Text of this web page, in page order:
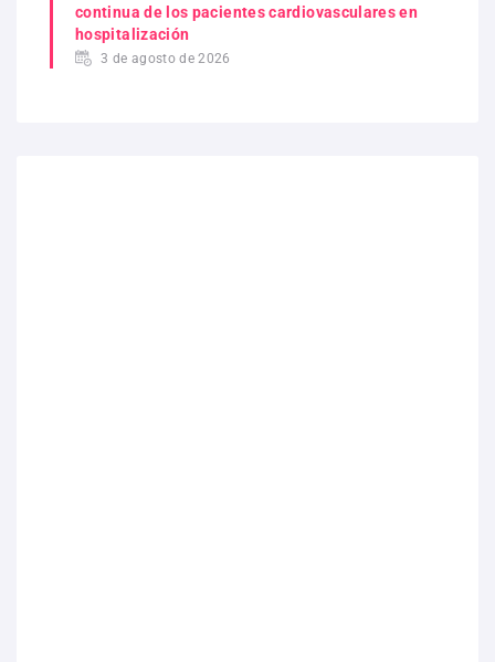
continua de los pacientes cardiovasculares en
hospitalización
3 de agosto de 2026